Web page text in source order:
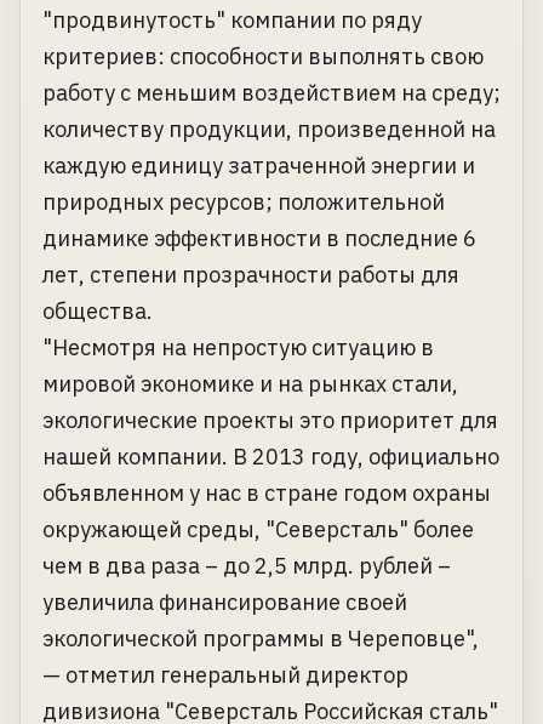
"продвинутость" компании по ряду
критериев: способности выполнять свою
работу с меньшим воздействием на среду;
количеству продукции, произведенной на
каждую единицу затраченной энергии и
природных ресурсов; положительной
динамике эффективности в последние 6
лет, степени прозрачности работы для
общества.
"Несмотря на непростую ситуацию в
мировой экономике и на рынках стали,
экологические проекты это приоритет для
нашей компании. В 2013 году, официально
объявленном у нас в стране годом охраны
окружающей среды, "Северсталь" более
чем в два раза – до 2,5 млрд. рублей –
увеличила финансирование своей
экологической программы в Череповце",
— отметил генеральный директор
дивизиона "Северсталь Российская сталь"